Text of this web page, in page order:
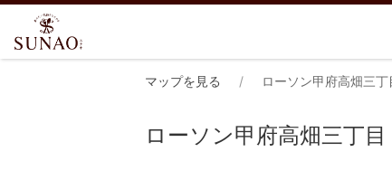
マップを見る ローソン甲府高畑三丁
ローソン甲府高畑三丁目